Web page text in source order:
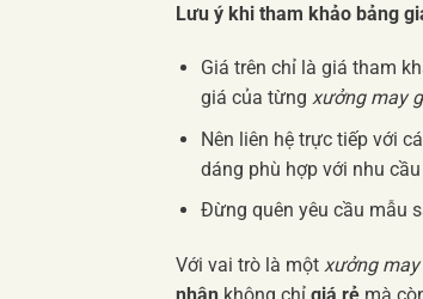
Lưu ý khi tham khảo bảng
Giá trên chỉ là giá tham
giá của từng xưởng may
Nên liên hệ trực tiếp với
dáng phù hợp với nhu
Đừng quên yêu cầu mẫu
Với vai trò là một xưởng